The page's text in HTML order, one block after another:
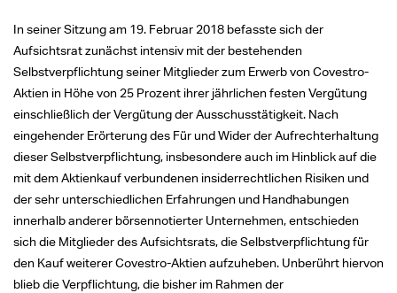
In seiner Sitzung am 19. Februar 2018 befasste sich der
Aufsichtsrat zunächst intensiv mit der bestehenden
Selbstverpflichtung seiner Mitglieder zum Erwerb von Covestro-
Aktien in Höhe von 25 Prozent ihrer jährlichen festen Vergütung
einschließlich der Vergütung der Ausschusstätigkeit. Nach
eingehender Erörterung des Für und Wider der Aufrechterhaltung
dieser Selbstverpflichtung, insbesondere auch im Hinblick auf die
mit dem Aktienkauf verbundenen insiderrechtlichen Risiken und
der sehr unterschiedlichen Erfahrungen und Handhabungen
innerhalb anderer börsennotierter Unternehmen, entschieden
sich die Mitglieder des Aufsichtsrats, die Selbstverpflichtung für
den Kauf weiterer Covestro-Aktien aufzuheben. Unberührt hiervon
blieb die Verpflichtung, die bisher im Rahmen der